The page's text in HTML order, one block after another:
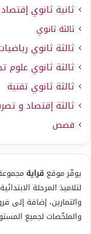
ثانية ثانوي
ثالثة ثانوي
ثالثة ثانوي
ثالثة ثانوي علوم
ثالثة ثانوي تقنية
ثالثة إقتصاد و
قصص
يوفّر موقع قراية
لتلاميذ المرحلة
والتمارين، إضافة إلى
والملخّصات لجميع